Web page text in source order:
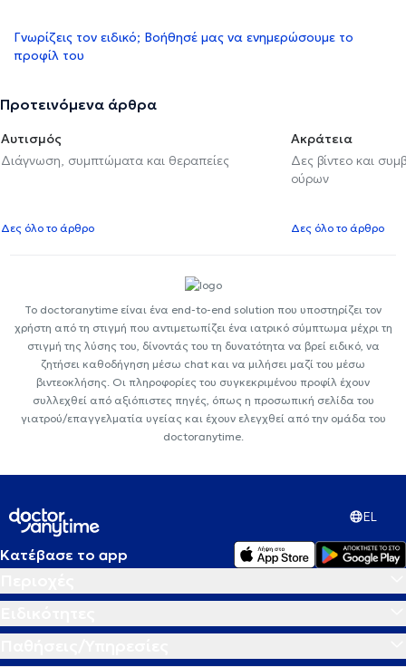
Γνωρίζεις τον ειδικό; Βοήθησέ μας να ενημερώσουμε το
προφίλ του
Προτεινόμενα άρθρα
Αυτισμός
Διάγνωση, συμπτώματα και θεραπείες
Δες όλο το άρθρο
Ακράτεια
Δες βίντεο και
ούρων
Δες όλο το άρθρο
Το doctoranytime είναι ένα end-to-end solution που υποστηρίζει τον
χρήστη από τη στιγμή που αντιμετωπίζει ένα ιατρικό σύμπτωμα μέχρι τη
στιγμή της λύσης του, δίνοντάς του τη δυνατότητα να βρεί ειδικό, να
ζητήσει καθοδήγηση μέσω chat και να μιλήσει μαζί του μέσω
βιντεοκλήσης. Οι πληροφορίες του συγκεκριμένου προφίλ έχουν
συλλεχθεί από αξιόπιστες πηγές, όπως η προσωπική σελίδα του
γιατρού/επαγγελματία υγείας και έχουν ελεγχθεί από την ομάδα του
doctoranytime.
EL
Κατέβασε το app